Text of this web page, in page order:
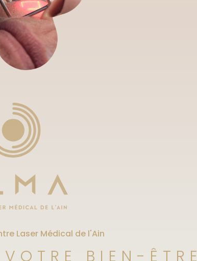
Laser Médical de l'Ain
BIEN-ÊTRE